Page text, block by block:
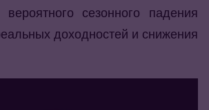
сезонного падения
доходностей и снижения